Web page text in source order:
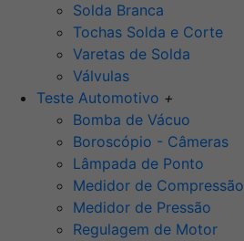
Solda Branca
Tochas Solda e Corte
Varetas de Solda
Válvulas
Teste Automotivo +
Bomba de Vácuo
Boroscópio - Câmeras
Lâmpada de Ponto
Medidor de Compressão
Medidor de Pressão
Regulagem de Motor